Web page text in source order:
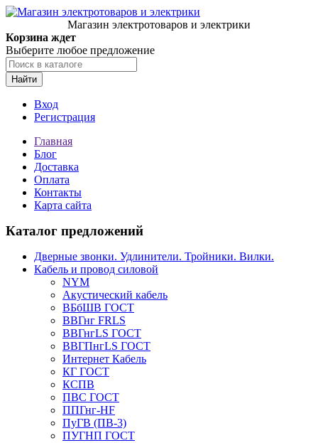
Магазин электротоваров и электрики
Корзина ждет
Выберите любое предложение
Найти
Вход
Регистрация
Главная
Блог
Доставка
Оплата
Контакты
Карта сайта
Каталог предложений
Дверные звонки. Удлинители. Тройники. Вилки.
Кабель и провод силовой
NYM
Акустический кабель
ВБбШВ ГОСТ
ВВГнг FRLS
ВВГнгLS ГОСТ
ВВГПнгLS ГОСТ
Интернет Кабель
КГ ГОСТ
КСПВ
ПВС ГОСТ
ППГнг-HF
ПуГВ (ПВ-3)
ПУГНП ГОСТ